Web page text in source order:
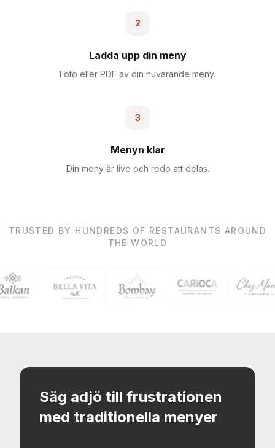
2
Ladda upp din meny
Foto eller PDF av din nuvarande meny.
3
Menyn klar
Din meny är live och redo att delas.
TRUSTED BY HUNDREDS OF RESTAURANTS AROUND
THE WORLD
Säg adjö till frustrationen
med traditionella menyer